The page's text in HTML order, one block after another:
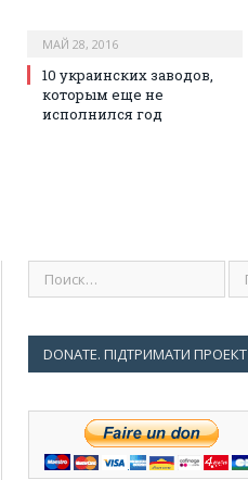
МАЙ 28, 2016
10 украинских заводов,
которым еще не
исполнился год
DONATE. ПІДТРИМАТИ ПРОЕКТ